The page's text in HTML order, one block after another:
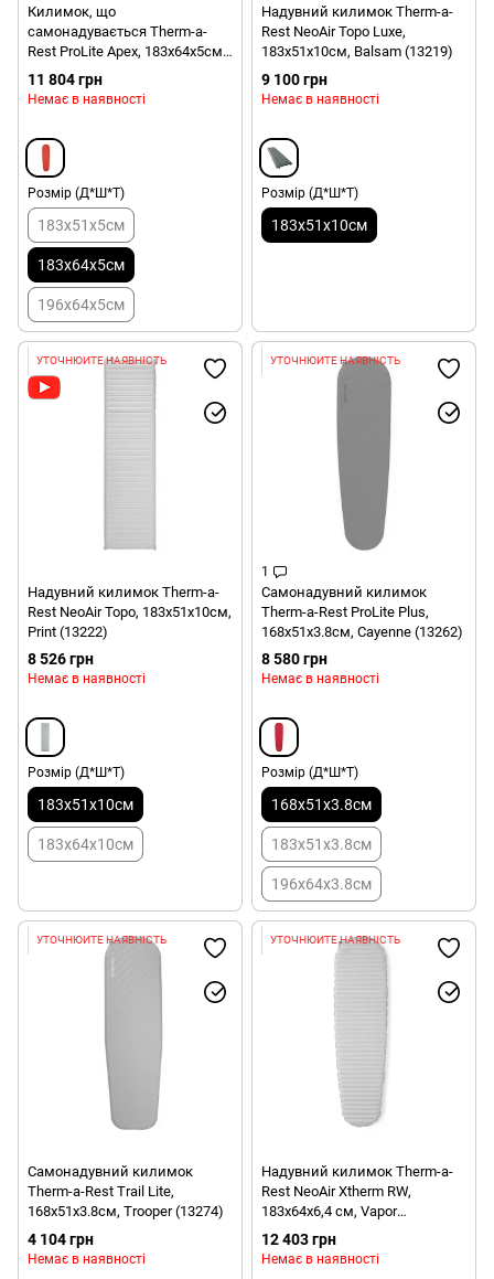
Килимок, що
самонадувається Therm-a-
Rest ProLite Apex, 183х64х5см,
Heat Wave (13257)
11 804 грн
Немає в наявності
Розмір (Д*Ш*Т)
183x51x5см
183x64x5см
196х64х5см
Надувний килимок Therm-a-
Rest NeoAir Topo Luxe,
183х51х10см, Balsam (13219)
9 100 грн
Немає в наявності
Розмір (Д*Ш*Т)
183x51x10см
УТОЧНЮЙТЕ НАЯВНІСТЬ
Надувний килимок Therm-a-
Rest NeoAir Topo, 183х51х10см,
Print (13222)
8 526 грн
Немає в наявності
Розмір (Д*Ш*Т)
183x51x10см
183x64x10см
УТОЧНЮЙТЕ НАЯВНІСТЬ
1
Самонадувний килимок
Therm-a-Rest ProLite Plus,
168х51х3.8см, Cayenne (13262)
8 580 грн
Немає в наявності
Розмір (Д*Ш*Т)
168x51x3.8см
183x51x3.8см
196х64х3.8см
УТОЧНЮЙТЕ НАЯВНІСТЬ
Самонадувний килимок
Therm-a-Rest Trail Lite,
168х51х3.8см, Trooper (13274)
4 104 грн
Немає в наявності
УТОЧНЮЙТЕ НАЯВНІСТЬ
Надувний килимок Therm-a-
Rest NeoAir Xtherm RW,
183х64х6,4 см, Vapor
(0040818115909)
12 403 грн
Немає в наявності